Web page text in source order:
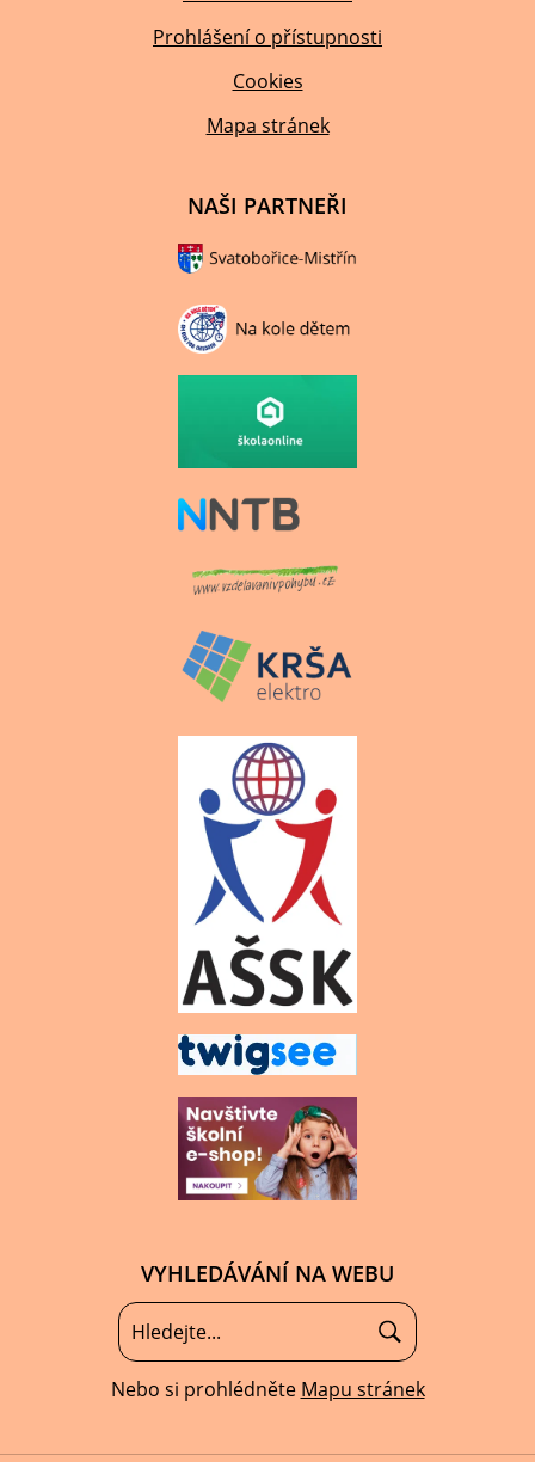
Prohlášení o přístupnosti
Cookies
Mapa stránek
NAŠI PARTNEŘI
VYHLEDÁVÁNÍ NA WEBU
Nebo si prohlédněte Mapu stránek